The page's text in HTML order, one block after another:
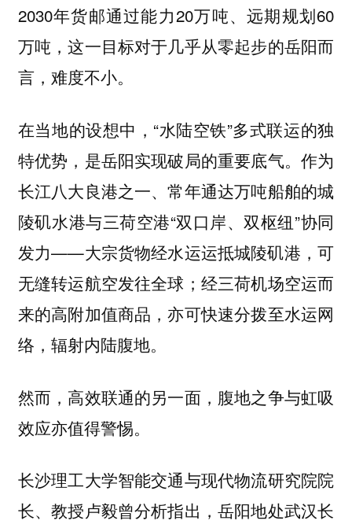
2030年货邮通过能力20万吨、远期规划60
万吨，这一目标对于几乎从零起步的岳阳而
言，难度不小。
在当地的设想中，“水陆空铁”多式联运的独
特优势，是岳阳实现破局的重要底气。作为
长江八大良港之一、常年通达万吨船舶的城
陵矶水港与三荷空港“双口岸、双枢纽”协同
发力——大宗货物经水运运抵城陵矶港，可
无缝转运航空发往全球；经三荷机场空运而
来的高附加值商品，亦可快速分拨至水运网
络，辐射内陆腹地。
然而，高效联通的另一面，腹地之争与虹吸
效应亦值得警惕。
长沙理工大学智能交通与现代物流研究院院
长、教授卢毅曾分析指出，岳阳地处武汉长